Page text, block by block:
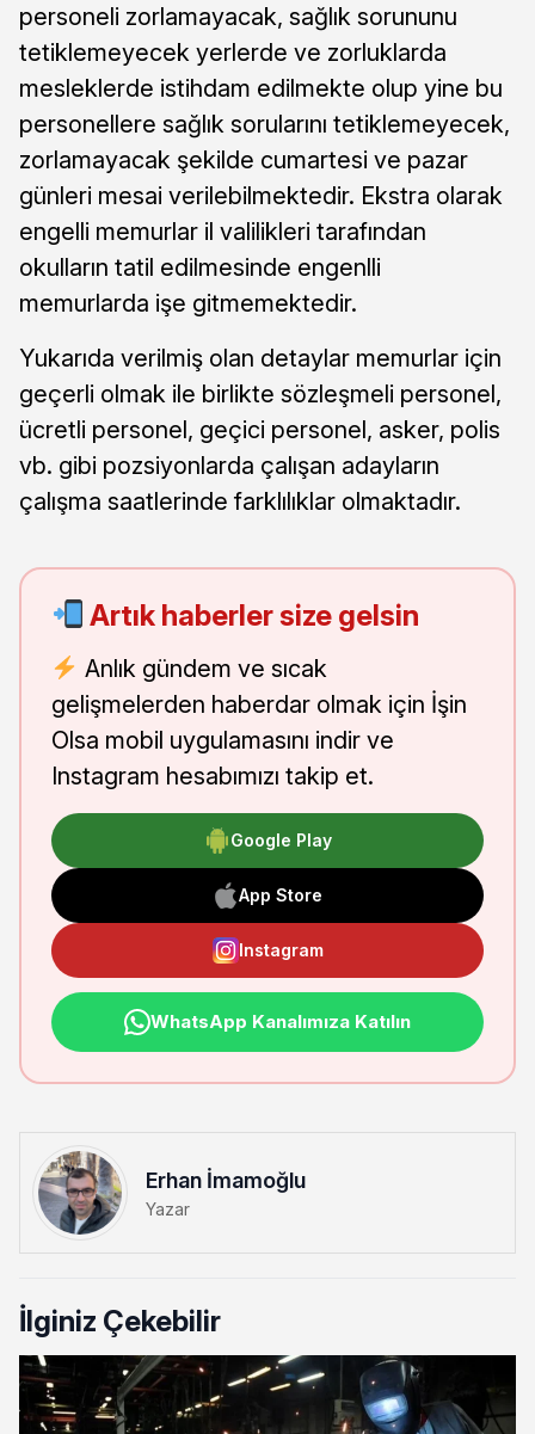
personeli zorlamayacak, sağlık sorununu
tetiklemeyecek yerlerde ve zorluklarda
mesleklerde istihdam edilmekte olup yine bu
personellere sağlık sorularını tetiklemeyecek,
zorlamayacak şekilde cumartesi ve pazar
günleri mesai verilebilmektedir. Ekstra olarak
engelli memurlar il valilikleri tarafından
okulların tatil edilmesinde engenlli
memurlarda işe gitmemektedir.
Yukarıda verilmiş olan detaylar memurlar için
geçerli olmak ile birlikte sözleşmeli personel,
ücretli personel, geçici personel, asker, polis
vb. gibi pozsiyonlarda çalışan adayların
çalışma saatlerinde farklılıklar olmaktadır.
Artık haberler size gelsin
Anlık gündem ve sıcak
gelişmelerden haberdar olmak için İşin
Olsa mobil uygulamasını indir ve
Instagram hesabımızı takip et.
Google Play
App Store
Instagram
WhatsApp Kanalımıza Katılın
Erhan İmamoğlu
Yazar
İlginiz Çekebilir